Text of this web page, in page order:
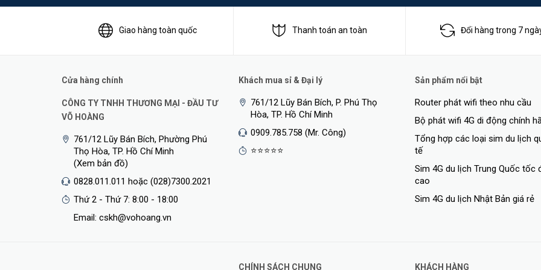
Bộ mở rộng sóng gắn tường ME10 được thiết kế để mở rộng vùng phủ sóng WiFi và cải thiện cường độ tín hiệu mạng hiện tại của
tốc độ lên tới 300 Mbps, bạn có thể tận hưởng WiFi nhanh hàng ngày để chơi game online, tải xuống các tệp lớn và xem phim ở
đâu bạn muốn.
Tìm Vị Trí Lý Tưởng Với Đèn Báo Tín Hiệu Thông Minh
Giao hàng toàn quốc Thanh toán an toàn Đổi hàng trong 7
Cửa hàng chính
CÔNG TY TNHH THƯƠNG MẠI - ĐẦU TƯ
VÕ HOÀNG
761/12 Lũy Bán Bích, Phường Phú
Thọ Hòa, TP. Hồ Chí Minh
(Xem bản đồ)
0828.011.011 hoặc (028)7300.2021
Thứ 2 - Thứ 7: 8:00 - 18:00
Email: cskh@vohoang.vn
Khách mua sỉ & Đại lý
761/12 Lũy Bán Bích, P. Phú Thọ
Hòa, TP. Hồ Chí Minh
0909.785.758 (Mr. Công)
⭐⭐⭐⭐⭐
Sản phẩm nổi bật
Router phát wifi theo nhu cầu
Bộ phát wifi 4G di động chính
Tổng hợp các loại sim du lịch
tế
Sim 4G du lịch Trung Quốc tốc
cao
Sim 4G du lịch Nhật Bản giá rẻ
CHÍNH SÁCH CHUNG KHÁCH HÀNG